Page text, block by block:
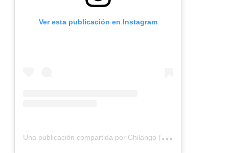
Ver esta publicación en Instagram
U
na publicación compartida por Chilango (@chilangocom)